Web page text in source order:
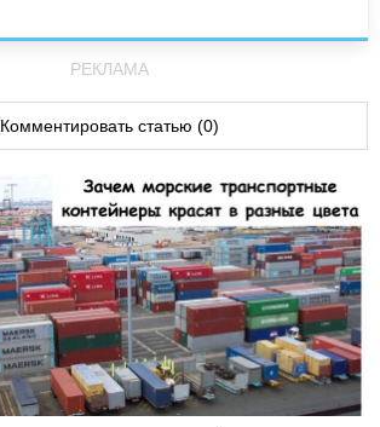
РЕКЛАМА
Комментировать статью (0)